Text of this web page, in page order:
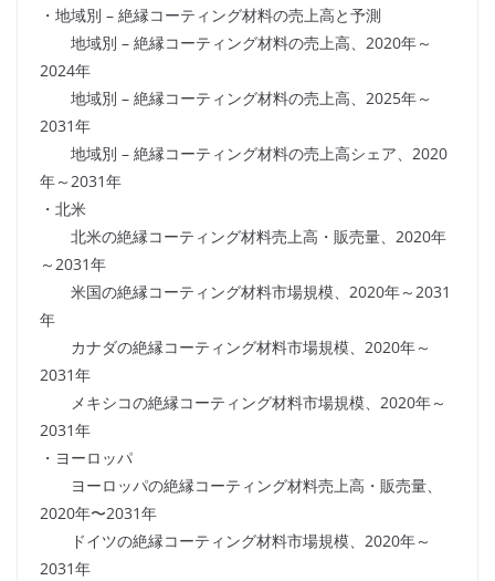
・地域別 – 絶縁コーティング材料の売上高と予測
地域別 – 絶縁コーティング材料の売上高、2020年～
2024年
地域別 – 絶縁コーティング材料の売上高、2025年～
2031年
地域別 – 絶縁コーティング材料の売上高シェア、2020
年～2031年
・北米
北米の絶縁コーティング材料売上高・販売量、2020年
～2031年
米国の絶縁コーティング材料市場規模、2020年～2031
年
カナダの絶縁コーティング材料市場規模、2020年～
2031年
メキシコの絶縁コーティング材料市場規模、2020年～
2031年
・ヨーロッパ
ヨーロッパの絶縁コーティング材料売上高・販売量、
2020年〜2031年
ドイツの絶縁コーティング材料市場規模、2020年～
2031年